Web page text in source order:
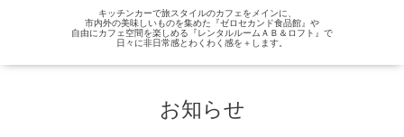
キッチンカーで旅スタイルのカフェをメインに、
市内外の美味しいものを集めた『ゼロセカンド食品館』や
自由にカフェ空間を楽しめる『レンタルルームＡＢ＆ロフト』で
日々に非日常感とわくわく感を＋します。
お知らせ